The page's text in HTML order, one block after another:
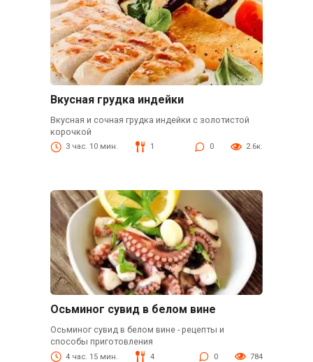
Вкусная грудка индейки
Вкусная и сочная грудка индейки с золотистой
корочкой
3 час. 10 мин. 1 0 2.6к.
Осьминог сувид в белом вине
Осьминог сувид в белом вине - рецепты и
способы приготовления
4 час. 15 мин. 4 0 784